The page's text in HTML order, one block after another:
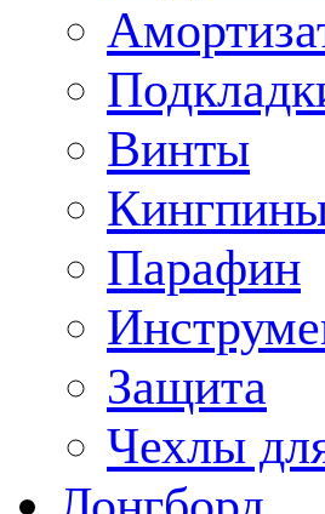
Винты
Парафин
Защита
Чехлы